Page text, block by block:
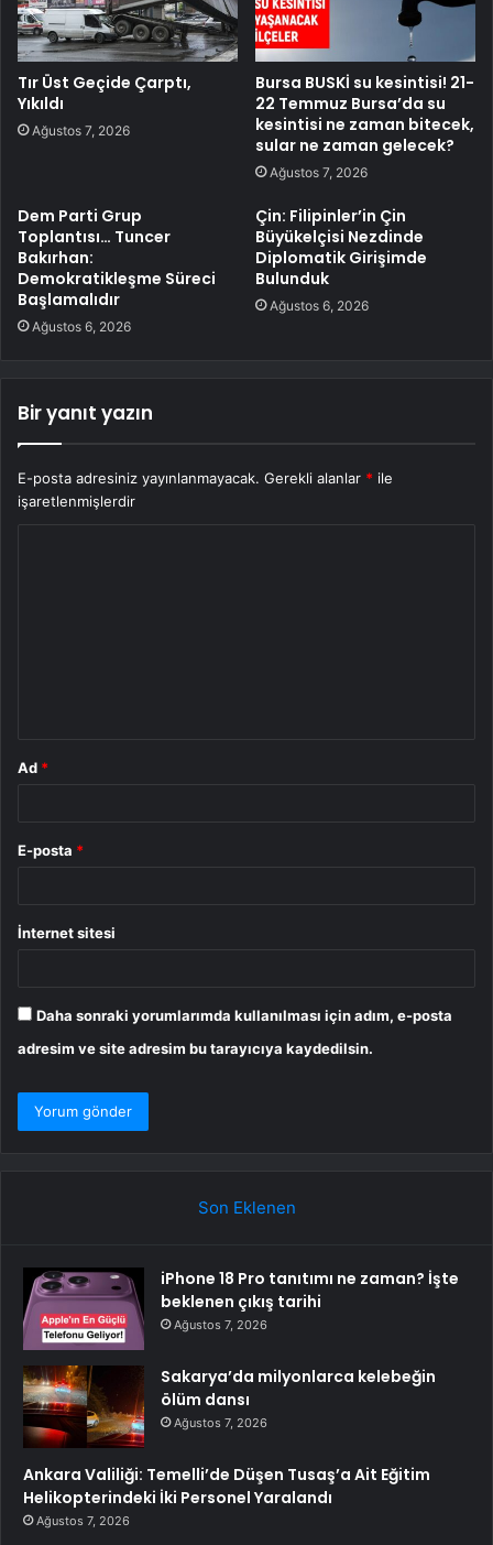
Tır Üst Geçide Çarptı,
Yıkıldı
Ağustos 7, 2026
Bursa BUSKİ su kesintisi! 21-
22 Temmuz Bursa’da su
kesintisi ne zaman bitecek,
sular ne zaman gelecek?
Ağustos 7, 2026
Dem Parti Grup
Toplantısı… Tuncer
Bakırhan:
Demokratikleşme Süreci
Başlamalıdır
Ağustos 6, 2026
Çin: Filipinler’in Çin
Büyükelçisi Nezdinde
Diplomatik Girişimde
Bulunduk
Ağustos 6, 2026
Bir yanıt yazın
E-posta adresiniz yayınlanmayacak. Gerekli alanlar * ile
işaretlenmişlerdir
Ad *
E-posta *
İnternet sitesi
Daha sonraki yorumlarımda kullanılması için adım, e-posta
adresim ve site adresim bu tarayıcıya kaydedilsin.
Son Eklenen
iPhone 18 Pro tanıtımı ne zaman? İşte
beklenen çıkış tarihi
Ağustos 7, 2026
Sakarya’da milyonlarca kelebeğin
ölüm dansı
Ağustos 7, 2026
Ankara Valiliği: Temelli’de Düşen Tusaş’a Ait Eğitim
Helikopterindeki İki Personel Yaralandı
Ağustos 7, 2026